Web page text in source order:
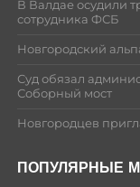
В Валдае осудили
сотрудника ФСБ
Новгородский
Суд обязал
Соборный мост
Новгородцев
ПОПУЛЯРНЫЕ